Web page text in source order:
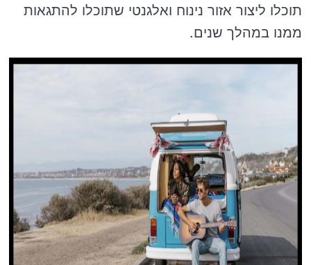
תוכלו ליצור אזור נינוח ואלגנטי שתוכלו להתגאות
ממנו במהלך שנים.